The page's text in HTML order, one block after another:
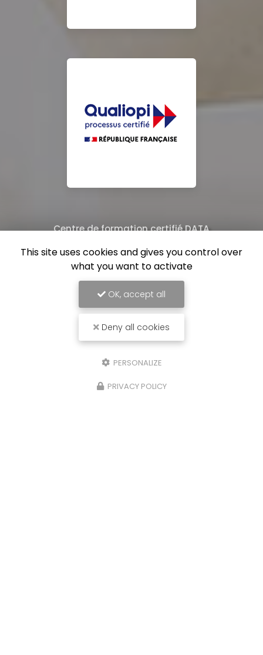
Centre de formation certifié DATA
This site uses cookies and gives you control over
what you want to activate
OK, accept all
Deny all cookies
PERSONALIZE
PRIVACY POLICY